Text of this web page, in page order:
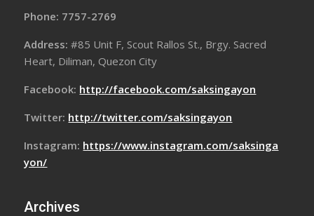
Phone: 7757-2769
Address:#85 Unit F, Scout Rallos St., Brgy. Sacred
Heart, Diliman, Quezon City
Facebook: http://facebook.com/saksingayon
Twitter: http://twitter.com/saksingayon
Instagram: https://www.instagram.com/saksinga
yon/
Archives